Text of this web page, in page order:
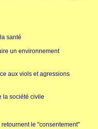
santé
un environnement
aux viols et agressions
la société civile
le "consentement"